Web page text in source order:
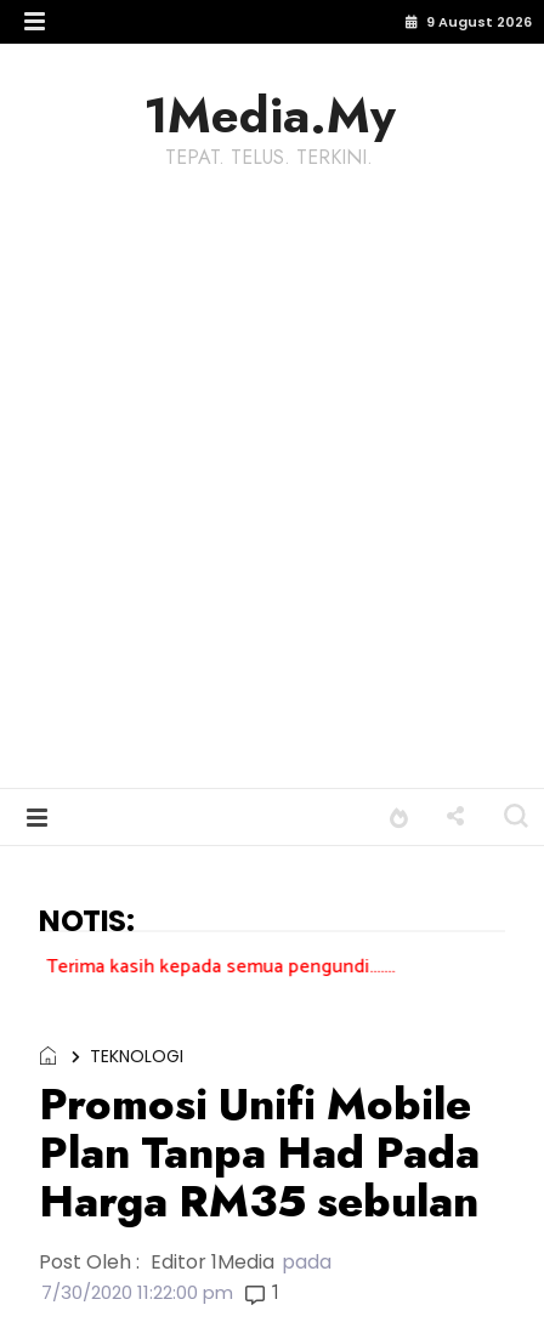
9 August 2026
1Media.My
TEPAT. TELUS. TERKINI.
NOTIS:
kepada semua pengundi.......
TEKNOLOGI
Promosi Unifi Mobile
Plan Tanpa Had Pada
Harga RM35 sebulan
Post Oleh : Editor 1Media pada
7/30/2020 11:22:00 pm 1